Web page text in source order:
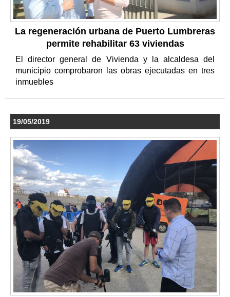
La regeneración urbana de Puerto Lumbreras
permite rehabilitar 63 viviendas
El director general de Vivienda y la alcaldesa del
municipio comprobaron las obras ejecutadas en tres
inmuebles
19/05/2019